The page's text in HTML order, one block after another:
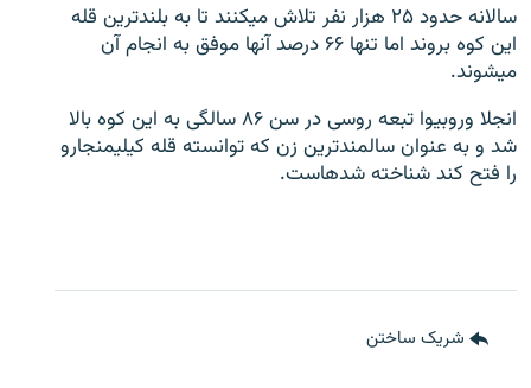
سالانه حدود ۲۵ هزار نفر تلاش می‎کنند تا به بلندترین قله
این کوه بروند اما تنها ۶۶ درصد آن‎ها موفق به انجام آن
می‎شوند.
انجلا وروبیوا تبعه روسی در سن ۸۶ سالگی به این کوه بالا
شد و به عنوان سالمندترین زن که توانسته قله کیلیمنجارو
را فتح کند شناخته شده‎است.
شریک ساختن